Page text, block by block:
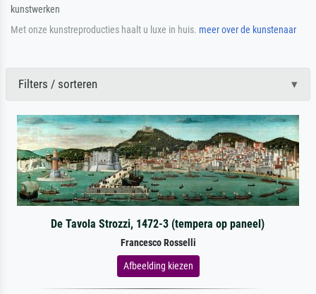
kunstwerken
Met onze kunstreproducties haalt u luxe in huis. meer over de kunstenaar
Filters / sorteren
De Tavola Strozzi, 1472-3 (tempera op paneel)
Francesco Rosselli
Afbeelding kiezen